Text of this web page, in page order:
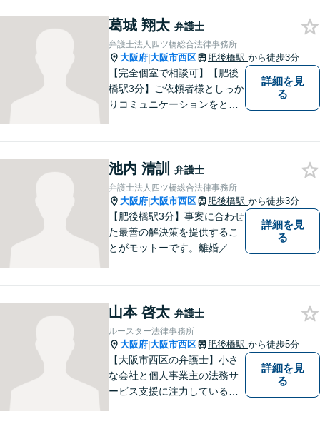
強く意識しております！
葛城 翔太 弁護士
弁護士法人四ツ橋総合法律事務所
大阪府|大阪市西区 肥後橋駅 から徒歩3分
【完全個室で相談可】【肥後
橋駅3分】ご依頼者様としっか
りコミュニケーションをと
できるよう全力でサポートさ
せていただきます。一度ご相
談ください。
詳細を見
る
池内 清訓 弁護士
弁護士法人四ツ橋総合法律事務所
大阪府|大阪市西区 肥後橋駅 から徒歩3分
【肥後橋駅3分】事案に合わせ
た最善の解決策を提供するこ
とがモットーです。離婚／交
で、皆様の抱えるお困りごと
を解決へとスピーディに導き
ます。
詳細を見
る
山本 啓太 弁護士
ルースター法律事務所
大阪府|大阪市西区 肥後橋駅 から徒歩5分
【大阪市西区の弁護士】小さ
な会社と個人事業主の法務サ
ービス支援に注力している弁
詳細を見
る